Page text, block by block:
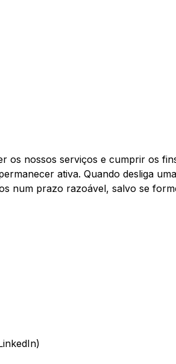
os nossos serviços e cumprir os
ativa. Quando desliga
num prazo razoável, salvo se